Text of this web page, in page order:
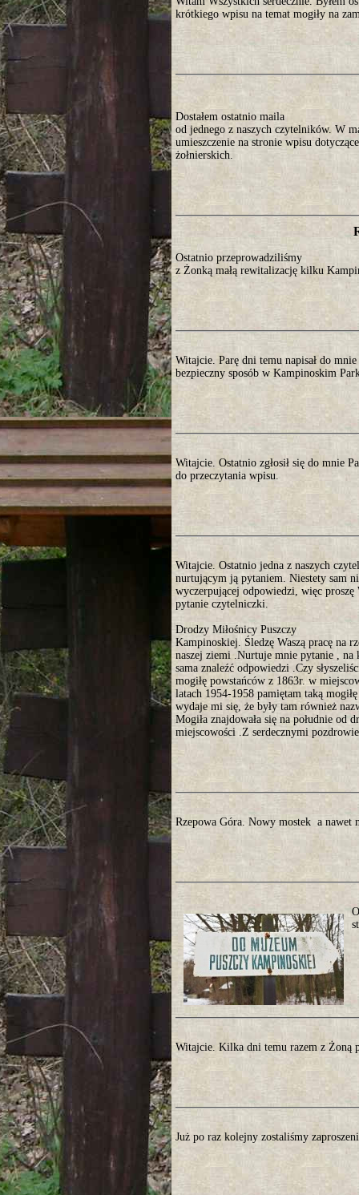
krótkiego wpisu na temat mogiły na
Dostałem ostatnio maila
od jednego z naszych czytelników. W
umieszczenie na stronie wpisu
żołnierskich.
Ostatnio przeprowadziliśmy
z Żonką małą rewitalizację kilku
Witajcie. Parę dni temu napisał do
bezpieczny sposób w Kampinoskim
Witajcie. Ostatnio zgłosił się do mnie
do przeczytania wpisu.
Witajcie. Ostatnio jedna z naszych
nurtującym ją pytaniem. Niestety sam
wyczerpującej odpowiedzi, więc
pytanie czytelniczki.
Drodzy Miłośnicy Puszczy
Kampinoskiej. Śledzę Waszą pracę na
naszej ziemi .Nurtuje mnie pytanie , na
sama znaleźć odpowiedzi .Czy
mogiłę powstańców z 1863r. w
latach 1954-1958 pamiętam taką
wydaje mi się, że były tam również
Mogiła znajdowała się na południe od
miejscowości .Z serdecznymi
Rzepowa Góra. Nowy mostek a nawet
Witajcie. Kilka dni temu razem z Żoną
Już po raz kolejny zostaliśmy